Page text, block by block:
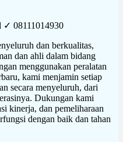
dan berkualitas,
dan ahli dalam bidang
menggunakan peralatan
kami menjamin setiap
secara menyeluruh, dari
Dukungan kami
kinerja, dan pemeliharaan
dengan baik dan tahan